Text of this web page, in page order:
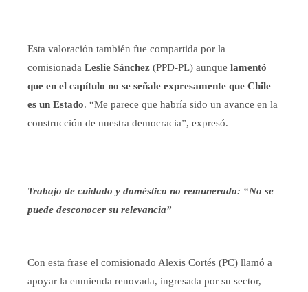
Esta valoración también fue compartida por la
comisionada Leslie Sánchez (PPD-PL) aunque lamentó
que en el capítulo no se señale expresamente que Chile
es un Estado. “Me parece que habría sido un avance en la
construcción de nuestra democracia”, expresó.
Trabajo de cuidado y doméstico no remunerado: “No se
puede desconocer su relevancia”
Con esta frase el comisionado Alexis Cortés (PC) llamó a
apoyar la enmienda renovada, ingresada por su sector,